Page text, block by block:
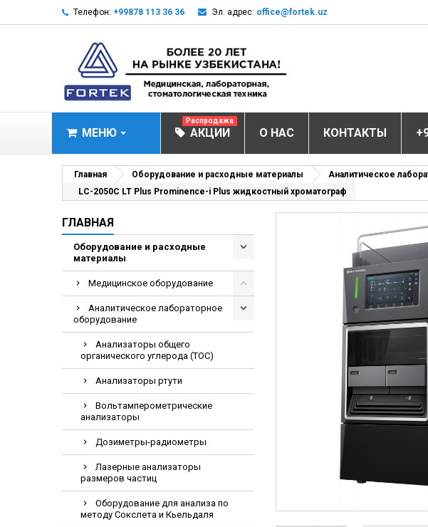
Телефон: +99878 113 36 36 Эл. адрес: office@fortek.uz
МЕНЮ
МЕДИЦИНСКОЕ ОБОРУДОВАНИЕ
Анализаторы газов и электролитов
Анализаторы
Биохимические анализаторы
Видеокольпоскопы
Гематологические анализаторы
Дефибрилляторы
Инкубаторы для новорожденных
ИФА-анализаторы и вошеры
ЛОР-Комбайны
АКЦИИ
Распродажа
О НАС КОНТАКТЫ
Главная Оборудование и расходные материалы Аналитическое
LC-2050C LT Plus Prominence-i Plus жидкостный хроматограф
ГЛАВНАЯ
Оборудование и расходные
материалы
Медицинское оборудование
Аналитическое лабораторное
оборудование
Анализаторы общего
органического углерода (TOC)
Анализаторы ртути
Вольтамперометрические
анализаторы
Дозиметры-радиометры
Лазерные анализаторы
размеров частиц
Оборудование для анализа по
методу Сокслета и Кьельдаля